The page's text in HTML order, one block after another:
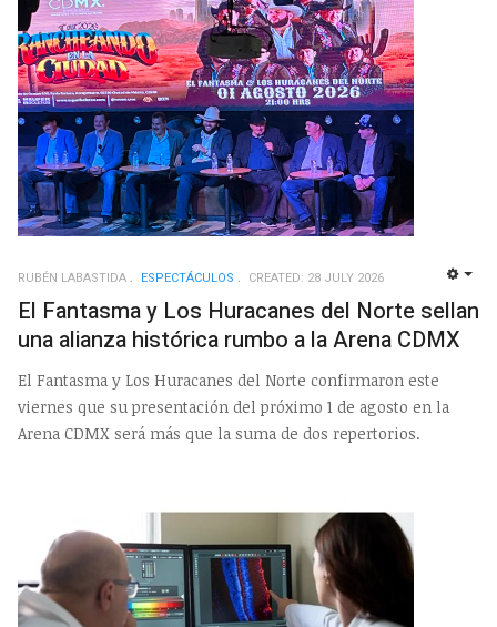
RUBÉN LABASTIDA ESPECTÁCULOS CREATED: 28 JULY 2026
El Fantasma y Los Huracanes del Norte sellan
una alianza histórica rumbo a la Arena CDMX
El Fantasma y Los Huracanes del Norte confirmaron este
viernes que su presentación del próximo 1 de agosto en la
Arena CDMX será más que la suma de dos repertorios.